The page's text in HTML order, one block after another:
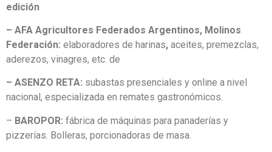
edición
– AFA Agricultores Federados Argentinos, Molinos
Federación: elaboradores de harinas, aceites, premezclas,
aderezos, vinagres, etc. de
– ASENZO RETA: subastas presenciales y online a nivel
nacional, especializada en remates gastronómicos.
– BAROPOR: fábrica de máquinas para panaderías y
pizzerías. Bolleras, porcionadoras de masa.